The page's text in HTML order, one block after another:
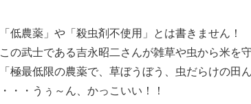
「低農薬」や「殺虫剤不使用」とは書きません！
この武士である吉永昭二さんが雑草や虫から米を
「極最低限の農薬で、草ぼうぼう、虫だらけの田
・・・うぅ～ん、かっこいい！！